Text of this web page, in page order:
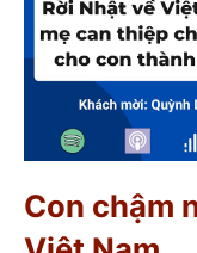
Con chậm